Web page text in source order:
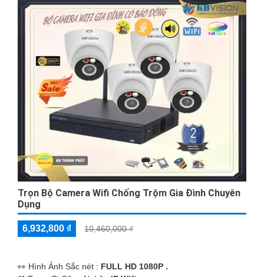
Trọn Bộ Camera Wifi Chống Trộm Gia Đình Chuyên
Dụng
6,932,800 ₫ 10,460,000 ₫
️👀 Hình Ảnh Sắc nét : FULL HD 1080P .